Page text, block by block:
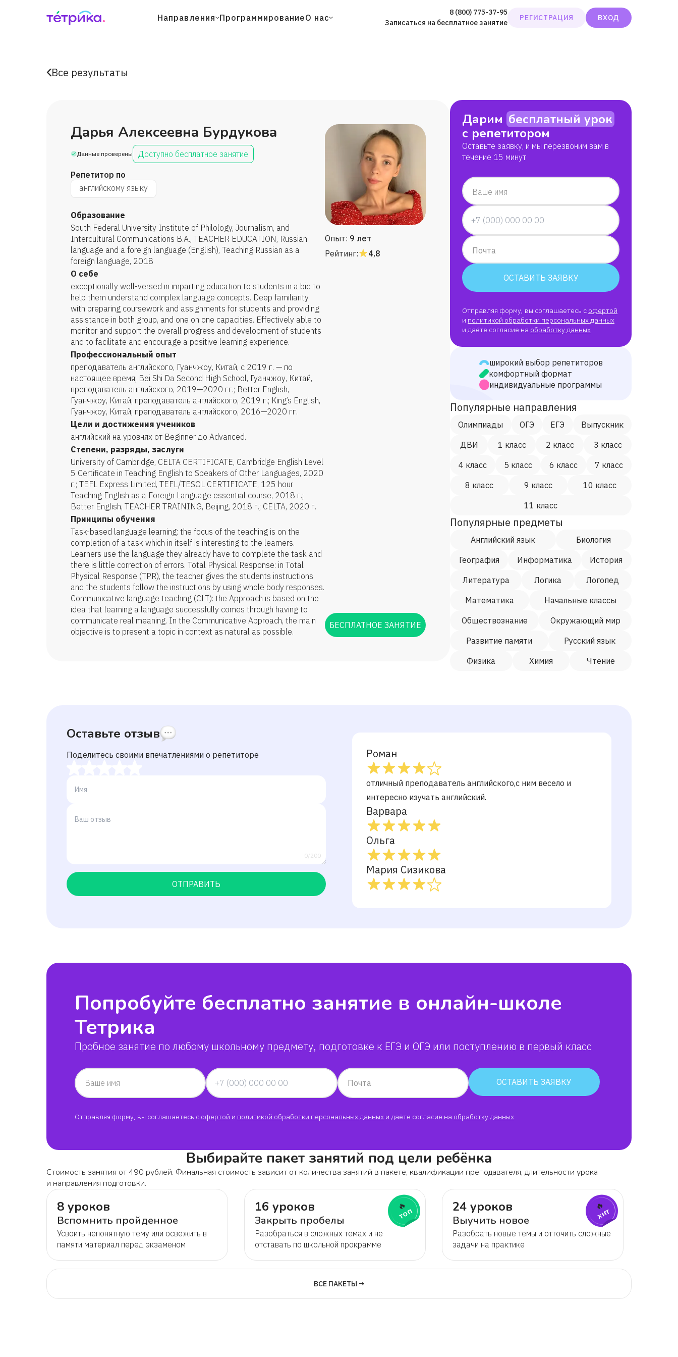
Направления ПрограммированиеО нас
8 (800) 775-37-95
Записаться на бесплатное занятие
РЕГИСТРАЦИЯ ВХОД
Все результаты
Дарья Алексеевна Бурдукова
Данные проверены Доступно бесплатное занятие
Репетитор по
английскому языку
Образование
South Federal University Institute of Philology, Journalism, and
Intercultural Communications B.A., TEACHER EDUCATION, Russian
language and a foreign language (English), Teaching Russian as a
foreign language, 2018
О себе
exceptionally well-versed in imparting education to students in a bid to
help them understand complex language concepts. Deep familiarity
with preparing coursework and assignments for students and providing
assistance in both group, and one on one capacities. Effectively able to
monitor and support the overall progress and development of students
and to facilitate and encourage a positive learning experience.
Профессиональный опыт
преподаватель английского, Гуанчжоу, Китай, с 2019 г. — по
настоящее время; Bei Shi Da Second High School, Гуанчжоу, Китай,
преподаватель английского, 2019—2020 гг.; Better English,
Гуанчжоу, Китай, преподаватель английского, 2019 г.; King’s English,
Гуанчжоу, Китай, преподаватель английского, 2016—2020 гг.
Цели и достижения учеников
английский на уровнях от Beginner до Аdvanced.
Степени, разряды, заслуги
University of Cambridge, CELTA CERTIFICATE, Cambridge English Level
5 Certificate in Teaching English to Speakers of Other Languages, 2020
г.; TEFL Express Limited, TEFL/TESOL CERTIFICATE, 125 hour
Teaching English as a Foreign Language essential course, 2018 г.;
Better English, TEACHER TRAINING, Beijing, 2018 г.; CELTA, 2020 г.
Принципы обучения
Task-based language learning: the focus of the teaching is on the
completion of a task which in itself is interesting to the learners.
Learners use the language they already have to complete the task and
there is little correction of errors. Total Physical Response: in Total
Physical Response (TPR), the teacher gives the students instructions
and the students follow the instructions by using whole body responses.
Communicative language teaching (CLT): the Approach is based on the
idea that learning a language successfully comes through having to
communicate real meaning. In the Communicative Approach, the main
objective is to present a topic in context as natural as possible.
Опыт: 9 лет
Рейтинг:
4,8
БЕСПЛАТНОЕ ЗАНЯТИЕ
Дарим бесплатный урок
с репетитором
Оставьте заявку, и мы перезвоним вам в
течение 15 минут
Ваше имя
Почта
ОСТАВИТЬ ЗАЯВКУ
Отправляя форму, вы соглашаетесь с офертой
и политикой обработки персональных данных
и даёте согласие на обработку данных
широкий выбор репетиторов
комфортный формат
индивидуальные программы
Популярные направления
Олимпиады ОГЭ ЕГЭ
Выпускник
ДВИ
1 класс 2 класс
3 класс
4 класс
5 класс 6 класс
7 класс
8 класс
9 класс
10 класс
11 класс
Популярные предметы
Английский язык
Биология
География
Информатика
История
Литература
Логика
Логопед
Математика
Начальные классы
Обществознание
Окружающий мир
Развитие памяти
Русский язык
Физика
Химия Чтение
Оставьте отзыв
Поделитесь своими впечатлениями о репетиторе
0/200
ОТПРАВИТЬ
Роман
отличный преподаватель английского,с ним весело и
интересно изучать английский.
Варвара
Ольга
Мария Сизикова
Попробуйте бесплатно занятие в онлайн-школе
Тетрика
Пробное занятие по любому школьному предмету, подготовке к ЕГЭ и ОГЭ или поступлению в первый класс
Ваше имя Почта ОСТАВИТЬ ЗАЯВКУ
Отправляя форму, вы соглашаетесь с офертой и политикой обработки персональных данных и даёте согласие на обработку данных
Выбирайте пакет занятий под цели ребёнка
Стоимость занятия от 490 рублей. Финальная стоимость зависит от количества занятий в пакете, квалификации преподавателя, длительности урока
и направления подготовки.
8 уроков
Вспомнить пройденное
Усвоить непонятную тему или освежить в
памяти материал перед экзаменом
16 уроков
Закрыть пробелы
Разобраться в сложных темах и не
отставать по школьной прокрамме
🔥
топ 24 уроков
Выучить новое
Разобрать новые темы и отточить сложные
задачи на практике
🔥
хит
ВСЕ ПАКЕТЫ →